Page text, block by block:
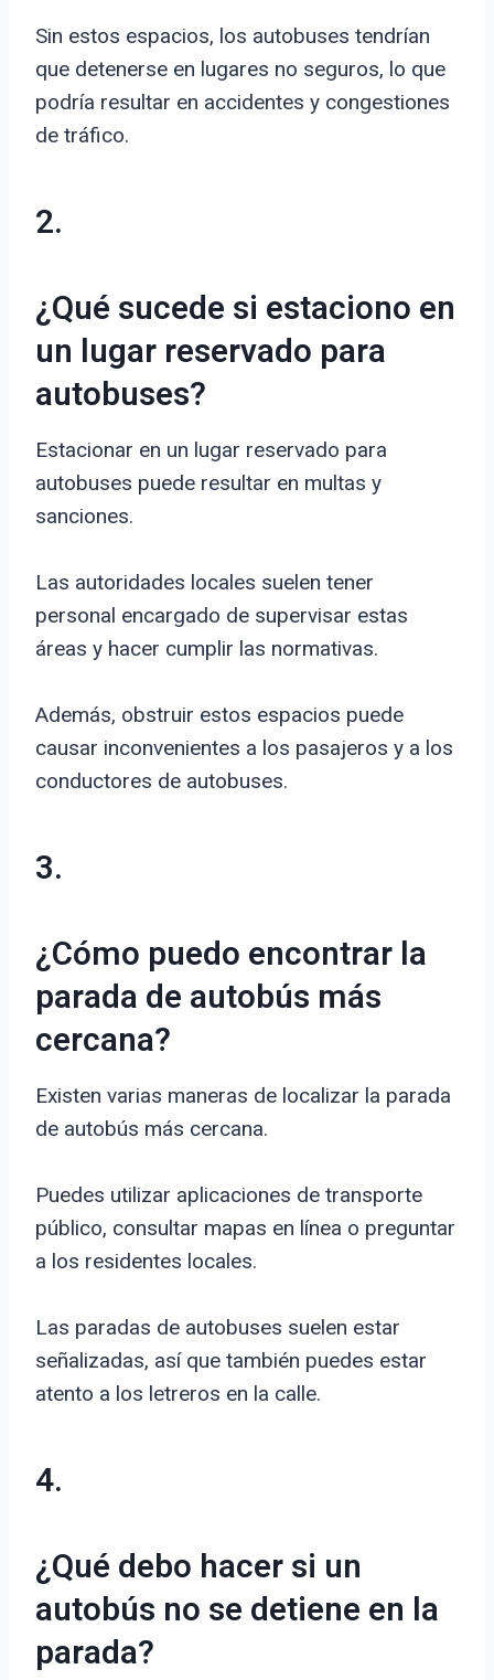
Sin estos espacios, los autobuses tendrían
que detenerse en lugares no seguros, lo que
podría resultar en accidentes y congestiones
de tráfico.
2.
¿Qué sucede si estaciono en
un lugar reservado para
autobuses?
Estacionar en un lugar reservado para
autobuses puede resultar en multas y
sanciones.
Las autoridades locales suelen tener
personal encargado de supervisar estas
áreas y hacer cumplir las normativas.
Además, obstruir estos espacios puede
causar inconvenientes a los pasajeros y a los
conductores de autobuses.
3.
¿Cómo puedo encontrar la
parada de autobús más
cercana?
Existen varias maneras de localizar la parada
de autobús más cercana.
Puedes utilizar aplicaciones de transporte
público, consultar mapas en línea o preguntar
a los residentes locales.
Las paradas de autobuses suelen estar
señalizadas, así que también puedes estar
atento a los letreros en la calle.
4.
¿Qué debo hacer si un
autobús no se detiene en la
parada?